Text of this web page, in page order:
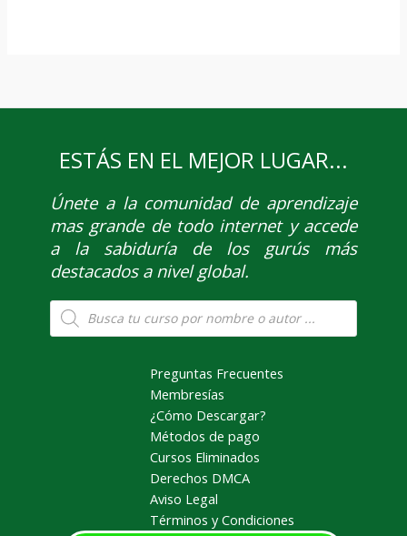
ESTÁS EN EL MEJOR LUGAR...
Únetea la comunidad de aprendizaje
mas grande de todo internet y accede
a la sabiduría de los gurús más
destacados a nivel global.
Búsqueda
de
productos
Preguntas Frecuentes
Membresías
¿Cómo Descargar?
Métodos de pago
Cursos Eliminados
Derechos DMCA
Aviso Legal
Términos y Condiciones